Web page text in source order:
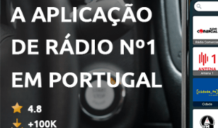
3 - S1 Ep.2 Peter Podcast- I film del 2020
24 abr. 2020
S1 Ep.1 Peter Podcast- Covid 19 e tutte le
Pandemie- 13/03/2020
1 - Radio Kiss Kiss Foreign (Trailer)